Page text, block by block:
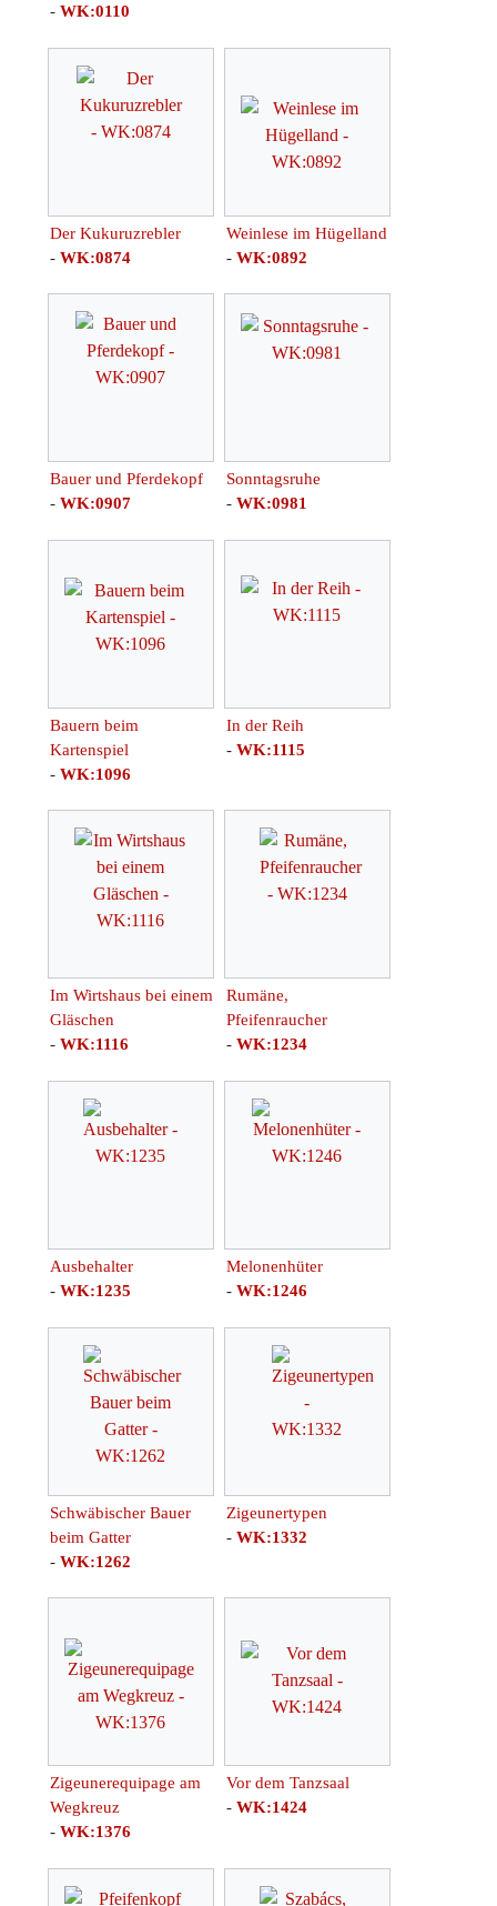
- WK:0110
Der Kukuruzrebler
- WK:0874
Weinlese im Hügelland
- WK:0892
Bauer und Pferdekopf
- WK:0907
Sonntagsruhe
- WK:0981
Bauern beim
Kartenspiel
- WK:1096
In der Reih
- WK:1115
Im Wirtshaus bei einem
Gläschen
- WK:1116
Rumäne,
Pfeifenraucher
- WK:1234
Ausbehalter
- WK:1235
Melonenhüter
- WK:1246
Schwäbischer Bauer
beim Gatter
- WK:1262
Zigeunertypen
- WK:1332
Zigeunerequipage am
Wegkreuz
- WK:1376
Vor dem Tanzsaal
- WK:1424